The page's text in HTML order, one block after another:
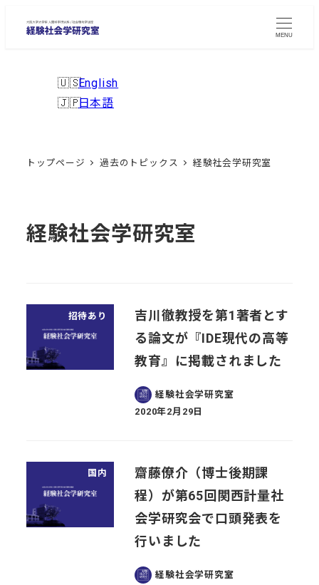
MENU
English
日本語
トップページ 過去のトピックス 経験社会学研究室
経験社会学研究室
招待あり
吉川徹教授を第1著者とす
る論文が『IDE現代の高等
教育』に掲載されました
経験社会学研究室
投稿日
2020年2月29日
国内
齋藤僚介（博士後期課
程）が第65回関西計量社
会学研究会で口頭発表を
行いました
経験社会学研究室